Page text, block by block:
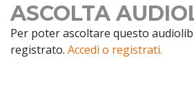
ASCOLTA
Per poter ascoltare questo
registrato. Accedi o registrati.